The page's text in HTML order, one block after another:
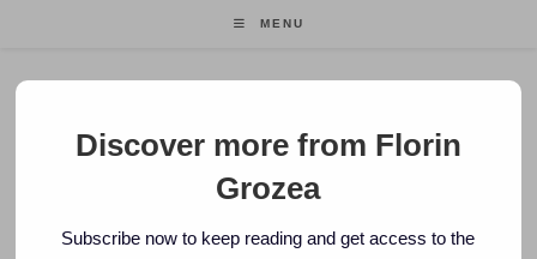
MENU
Florin Grozea
ENTREPRENEUR. FOUNDER/CEO MOCAPP.
Discover more from Florin
Grozea
Subscribe now to keep reading and get access to the